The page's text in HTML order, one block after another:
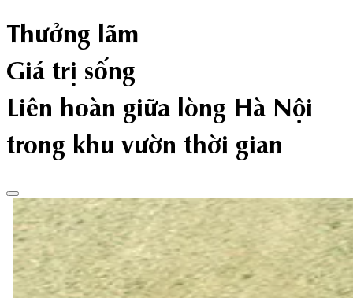
Thưởng lãm
Giá trị sống
Liên hoàn giữa lòng Hà Nội
trong khu vườn thời gian